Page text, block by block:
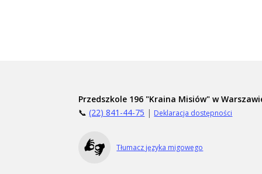
Przedszkole 196 "Kraina Misiów" w
📞(22) 841-44-75 | Deklaracja dostępności
Tłumacz języka migowego